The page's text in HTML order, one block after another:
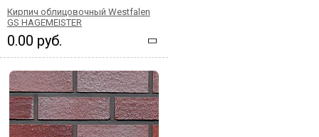
Кирпич облицовочный Westfalen
GS HAGEMEISTER
0.00 руб.